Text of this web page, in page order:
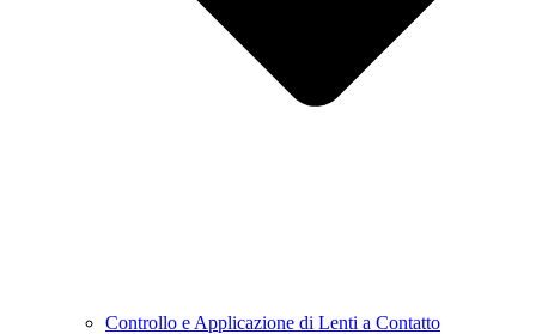
Controllo e Applicazione di Lenti a Contatto